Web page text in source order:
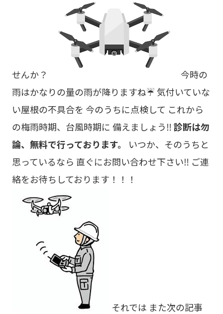
せんか？
今時の
雨はかなりの量の雨が降りますね☔ 気付いていな
い屋根の不具合を 今のうちに点検して これから
の梅雨時期、台風時期に 備えましょう‼診断は勿
論、無料で行っております。
いつか、そのうちと
思っているなら 直ぐにお問い合わせ下さい‼ ご連
絡をお待ちしております！！！
それでは また次の記事